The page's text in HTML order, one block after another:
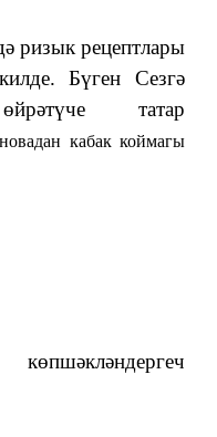
ризык рецептлары
Бүген Сезгә
татар
кабак коймагы